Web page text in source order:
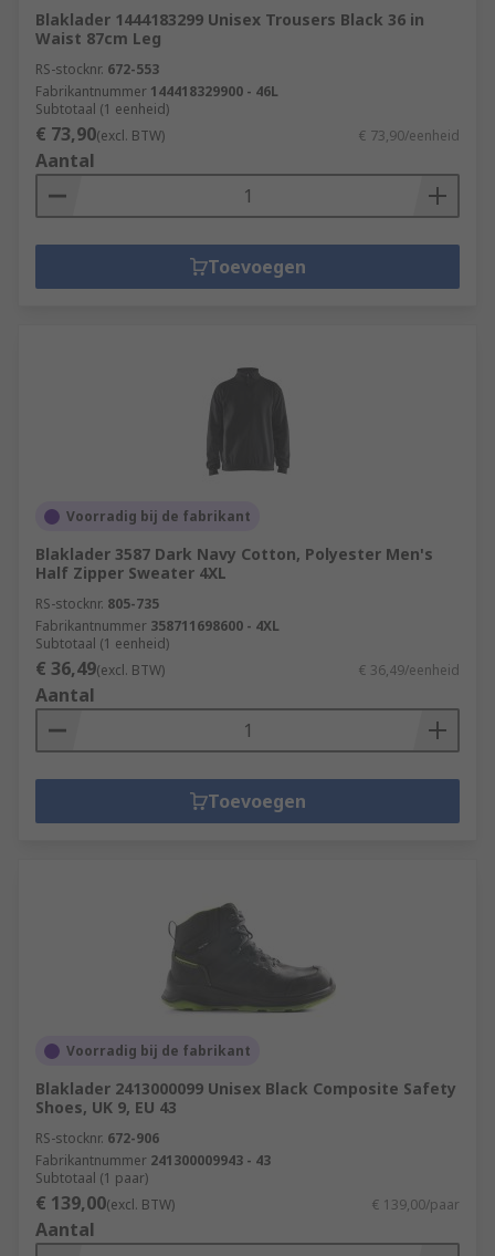
Blaklader 1444183299 Unisex Trousers Black 36 in
Waist 87cm Leg
RS-stocknr. 672-553
Fabrikantnummer 144418329900 - 46L
Subtotaal (1 eenheid)
€ 73,90(excl. BTW) € 73,90/eenheid
Aantal
Toevoegen
Voorradig bij de fabrikant
Blaklader 3587 Dark Navy Cotton, Polyester Men's
Half Zipper Sweater 4XL
RS-stocknr. 805-735
Fabrikantnummer 358711698600 - 4XL
Subtotaal (1 eenheid)
€ 36,49(excl. BTW) € 36,49/eenheid
Aantal
Toevoegen
Voorradig bij de fabrikant
Blaklader 2413000099 Unisex Black Composite Safety
Shoes, UK 9, EU 43
RS-stocknr. 672-906
Fabrikantnummer 241300009943 - 43
Subtotaal (1 paar)
€ 139,00(excl. BTW) € 139,00/paar
Aantal